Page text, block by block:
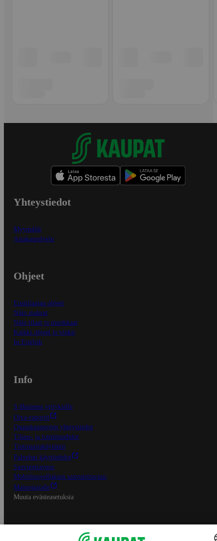
Yhteystiedot
Myymälät
Asiakaspalvelu
Ohjeet
Ensitilaajan ohjeet
Näin maksat
Näin tilaat ja muokkaat
Kaikki ohjeet ja vinkit
In English
Info
S-Business yrityksille
Oiva-raportit
Osuuskauppojen yhteystiedot
Tilaus- ja toimitusehdot
Tietosuojakäytäntö
Palvelun käyttöehdot
Saavutettavuus
Mobiilisovelluksen saavutettavuus
Mainostajalle
Muuta evästeasetuksia
S-ryhmän palvelut